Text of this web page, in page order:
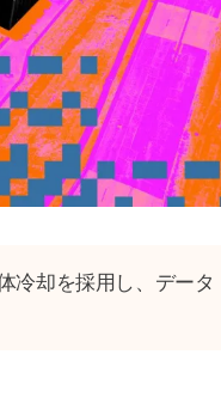
冷却を採用し、データ